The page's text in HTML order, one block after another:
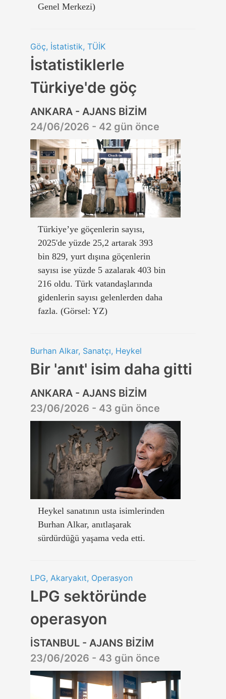
Genel Merkezi)
Göç, İstatistik, TÜİK
İstatistiklerle
Türkiye'de göç
ANKARA - AJANS BİZİM
24/06/2026 - 42 gün önce
Türkiye’ye göçenlerin sayısı,
2025'de yüzde 25,2 artarak 393
bin 829, yurt dışına göçenlerin
sayısı ise yüzde 5 azalarak 403 bin
216 oldu. Türk vatandaşlarında
gidenlerin sayısı gelenlerden daha
fazla. (Görsel: YZ)
Burhan Alkar, Sanatçı, Heykel
Bir 'anıt' isim daha gitti
ANKARA - AJANS BİZİM
23/06/2026 - 43 gün önce
Heykel sanatının usta isimlerinden
Burhan Alkar, anıtlaşarak
sürdürdüğü yaşama veda etti.
LPG, Akaryakıt, Operasyon
LPG sektöründe
operasyon
İSTANBUL - AJANS BİZİM
23/06/2026 - 43 gün önce